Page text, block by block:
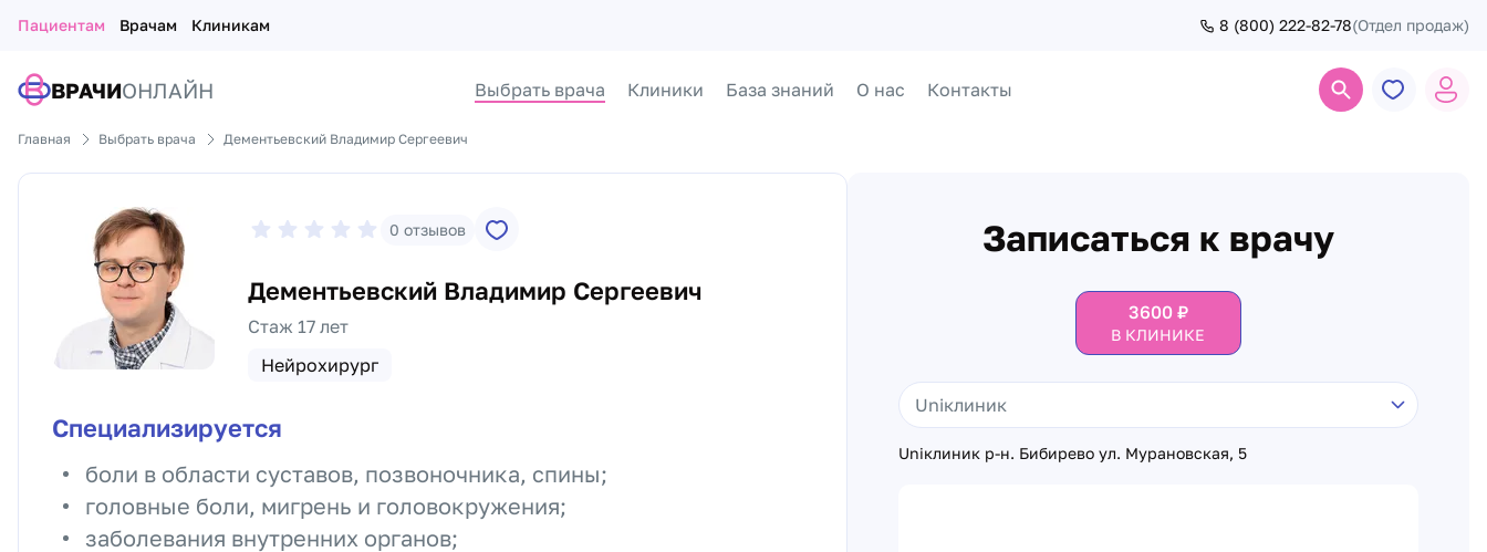
Пациентам Врачам Клиникам 8 (800) 222-82-78(Отдел продаж)
ВРАЧИОНЛАЙН Выбрать врача Клиники База знаний О нас Контакты
Главная Выбрать врача Дементьевский Владимир Сергеевич
0 отзывов
Дементьевский Владимир Сергеевич
Стаж 17 лет
Нейрохирург
Специализируется
боли в области суставов, позвоночника, спины;
головные боли, мигрень и головокружения;
заболевания внутренних органов;
Записаться к врачу
3600₽
В КЛИНИКЕ
Uniклиник р-н. Бибирево ул. Мурановская, 5